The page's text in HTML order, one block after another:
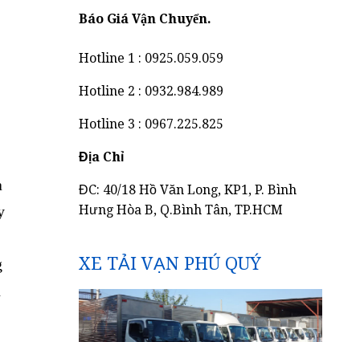
Báo Giá Vận Chuyển.
Hotline 1 : 0925.059.059
Hotline 2 : 0932.984.989
Hotline 3 : 0967.225.825
Địa Chỉ
ĐC: 40/18 Hồ Văn Long, KP1, P. Bình
Hưng Hòa B, Q.Bình Tân, TP.HCM
XE TẢI VẠN PHÚ QUÝ